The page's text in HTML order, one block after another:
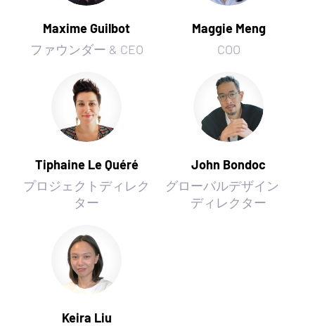
Maxime Guilbot
ファウンダー & CEO
Maggie Meng
COO
Tiphaine Le Quéré
プロジェクトディレク
ター
John Bondoc
グローバルデザイン
ディレクター
Keira Liu